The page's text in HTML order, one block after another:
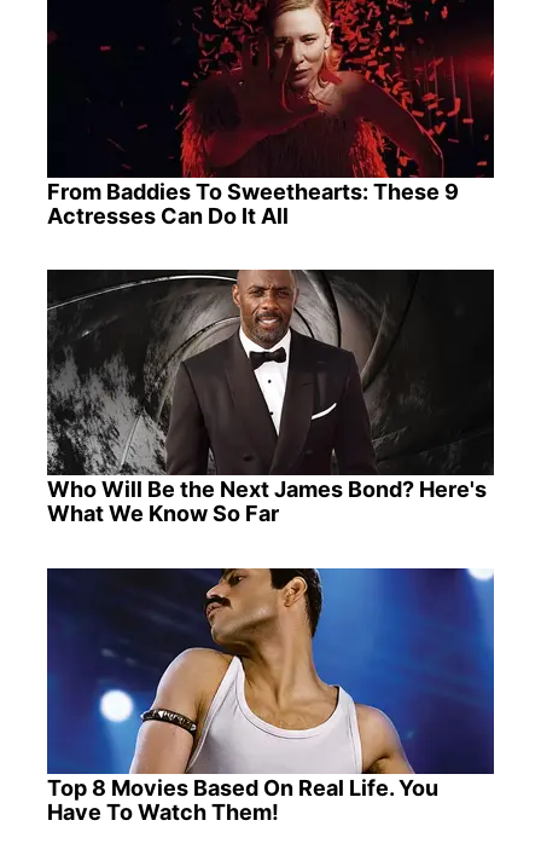
From Baddies To Sweethearts: These 9
Actresses Can Do It All
Who Will Be the Next James Bond? Here's
What We Know So Far
Top 8 Movies Based On Real Life. You
Have To Watch Them!